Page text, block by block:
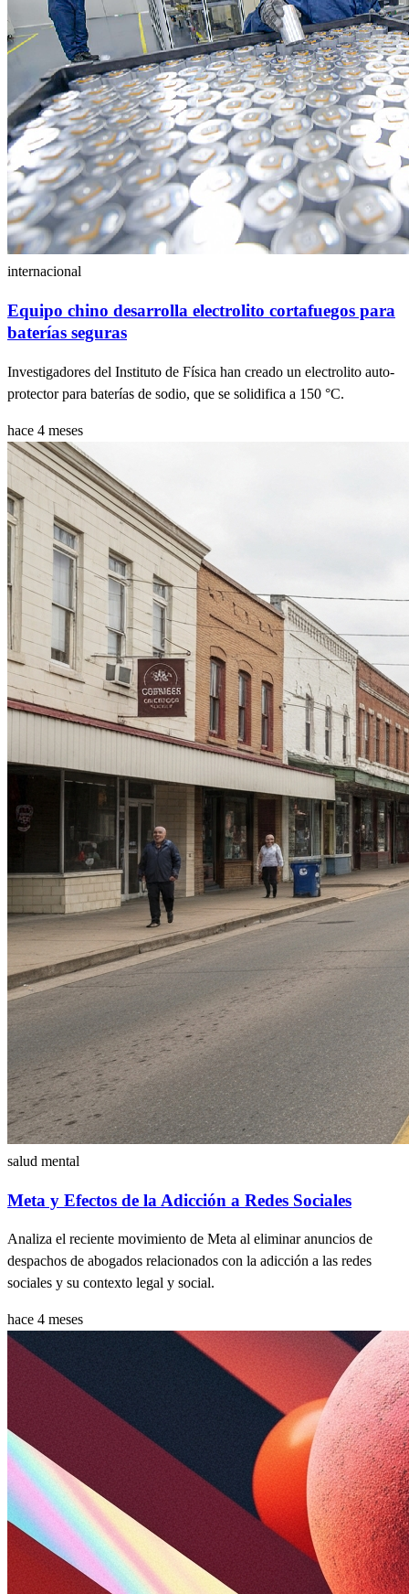
internacional
Equipo chino desarrolla electrolito cortafuegos para
baterías seguras
Investigadores del Instituto de Física han creado un electrolito auto-
protector para baterías de sodio, que se solidifica a 150 °C.
hace 4 meses
salud mental
Meta y Efectos de la Adicción a Redes Sociales
Analiza el reciente movimiento de Meta al eliminar anuncios de
despachos de abogados relacionados con la adicción a las redes
sociales y su contexto legal y social.
hace 4 meses